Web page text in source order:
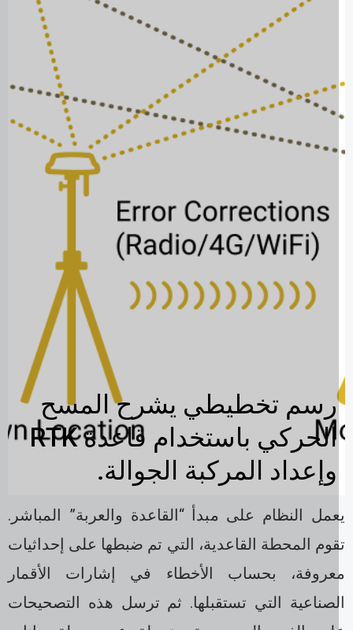
رسم تخطيطي يشرح المسح
الحركي باستخدام قاعدة RTK
وإعداد المركبة الجوالة.
النظام على مبدأ “القاعدة والعربة” المباشر.
المحطة القاعدية، التي تم ضبطها على إحداثيات
بحساب الأخطاء في إشارات الأقمار
التي تستقبلها. ثم ترسل هذه التصحيحات